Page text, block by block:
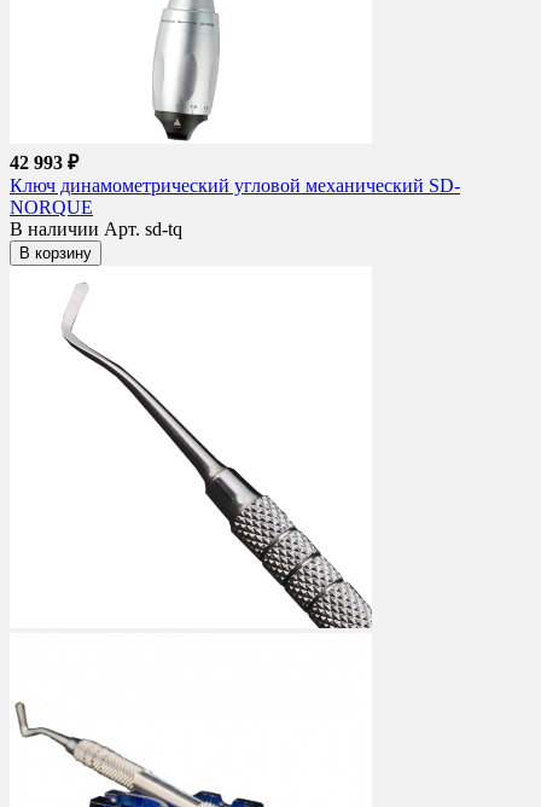
42 993 ₽
Ключ динамометрический угловой механический SD-
NORQUE
В наличии Арт. sd-tq
В корзину